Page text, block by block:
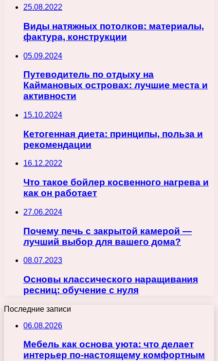
25.08.2022
Виды натяжных потолков: материалы,
фактура, конструкции
05.09.2024
Путеводитель по отдыху на
Каймановых островах: лучшие места и
активности
15.10.2024
Кетогенная диета: принципы, польза и
рекомендации
16.12.2022
Что такое бойлер косвенного нагрева и
как он работает
27.06.2024
Почему печь с закрытой камерой —
лучший выбор для вашего дома?
08.07.2023
Основы классического наращивания
ресниц: обучение с нуля
Последние записи
06.08.2026
Мебель как основа уюта: что делает
интерьер по-настоящему комфортным